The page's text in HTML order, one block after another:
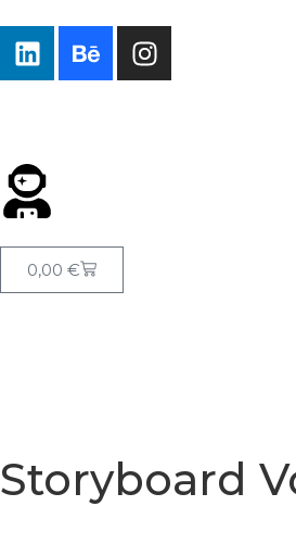
0,00 €
Storyboard